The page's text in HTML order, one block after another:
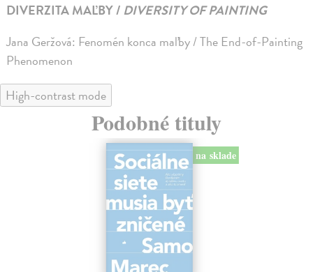
DIVERZITA MAĽBY / DIVERSITY OF PAINTING
Jana Geržová: Fenomén konca maľby / The End-of-Painting
Phenomenon
High-contrast mode
Podobné tituly
na sklade